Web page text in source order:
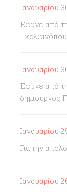
Ιανουαρίου
Έφυγε από
Ιανουαρίου
Έφυγε από
δημιουργός
Ιανουαρίου
Για την
Ιανουαρίου